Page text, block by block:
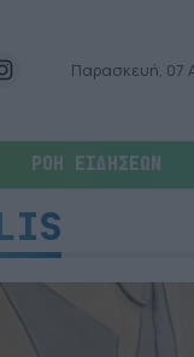
Παρασκευή, 07
ΡΟΗ ΕΙΔΗΣΕΩΝ